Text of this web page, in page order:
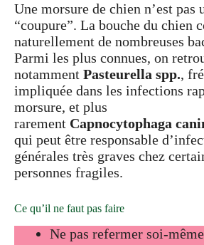
Une morsure de chien n’est pas
“coupure”. La bouche du chien
naturellement de nombreuses
Parmi les plus connues, on
notamment Pasteurella spp.,
impliquée dans les infections
morsure, et plus
rarement Capnocytophaga
qui peut être responsable
générales très graves chez
personnes fragiles.
Ce qu’il ne faut pas faire
Ne pas refermer soi-